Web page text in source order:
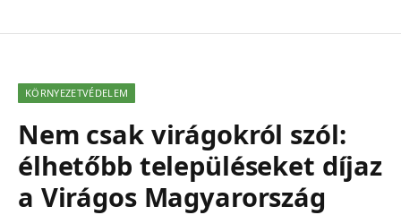
KÖRNYEZETVÉDELEM
Nem csak virágokról szól:
élhetőbb településeket díjaz
a Virágos Magyarország